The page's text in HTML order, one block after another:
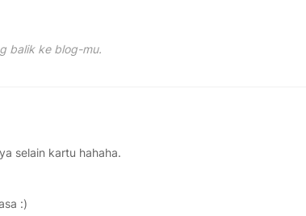
balik ke blog-mu.
selain kartu hahaha.
:)